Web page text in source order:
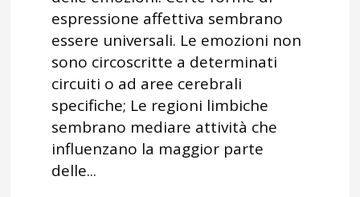
espressione affettiva sembrano
essere universali. Le emozioni non
sono circoscritte a determinati
circuiti o ad aree cerebrali
specifiche; Le regioni limbiche
sembrano mediare attività che
influenzano la maggior parte
delle...